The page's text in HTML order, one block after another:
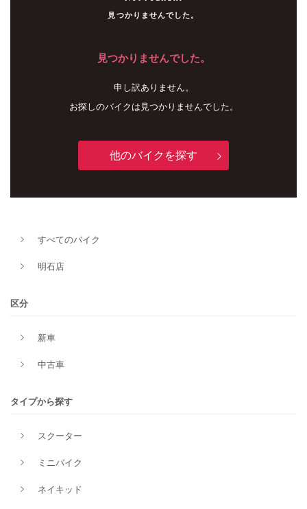
見つかりませんでした。
見つかりませんでした。
申し訳ありません。
お探しのバイクは見つかりませんでした。
他のバイクを探す
すべてのバイク
明石店
区分
新車
中古車
タイプから探す
スクーター
ミニバイク
ネイキッド
メーカー
価格